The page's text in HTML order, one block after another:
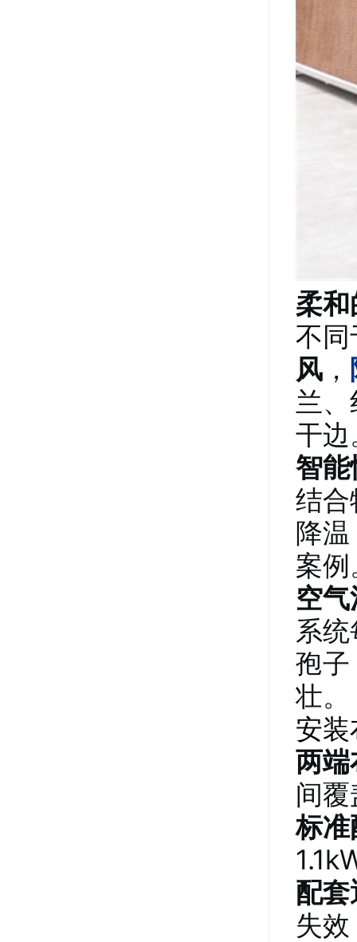
柔和
不同
风 ，
兰
干边
智能
结
降
案例
空
系
孢子
壮。
安
两端
间
标准
配
失效